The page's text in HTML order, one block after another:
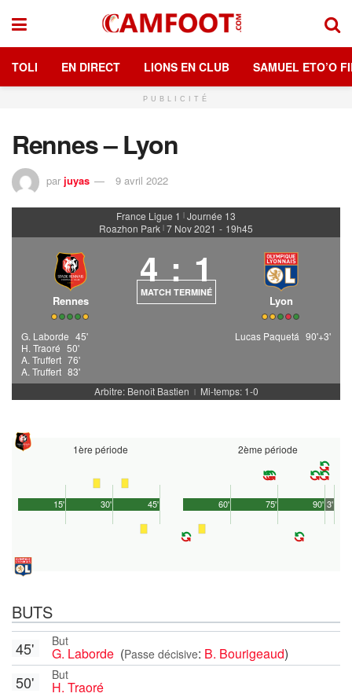
TOLI EN DIRECT LIONS EN CLUB SAMUEL ETO’O
PUBLICITÉ
Rennes – Lyon
par juyas 9 avril 2022
France Ligue 1 | Journée 13
Roazhon Park | 7 Nov 2021 - 19h45
Rennes
4 : 1
MATCH TERMINÉ
Lyon
G. Laborde 45'
H. Traoré 50'
A. Truffert 76'
A. Truffert 83'
Lucas Paquetá 90'+3'
Arbitre: Benoît Bastien | Mi-temps: 1-0
1ère période
45'
15' 30'
2ème période
90'
60' 75' 3'
BUTS
But
G. Laborde (Passe décisive: B. Bourigeaud)
45'
But
H. Traoré
50'